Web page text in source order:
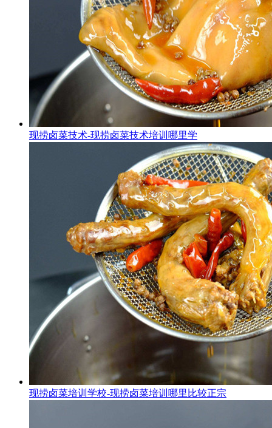
现捞卤菜技术-现捞卤菜技术培训哪里学
现捞卤菜培训学校-现捞卤菜培训哪里比较正宗